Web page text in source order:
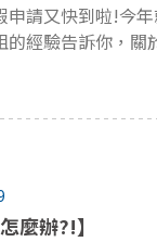
申請又快到啦!今
經驗告訴你，
麼辦?!】